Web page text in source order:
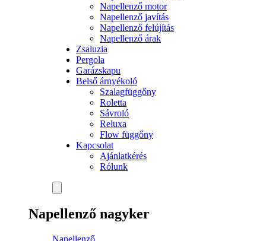
Napellenző motor
Napellenző javítás
Napellenző felújítás
Napellenző árak
Zsaluzia
Pergola
Garázskapu
Belső árnyékoló
Szalagfüggőny
Roletta
Sávroló
Reluxa
Flow függőny
Kapcsolat
Ajánlatkérés
Rólunk
Napellenző nagyker
Napellenző